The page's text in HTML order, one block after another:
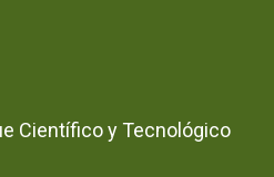
Científico y Tecnológico